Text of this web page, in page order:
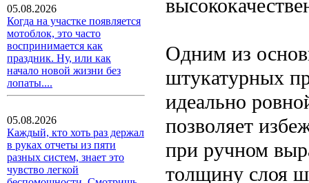
05.08.2026
Когда на участке появляется
мотоблок, это часто
воспринимается как
праздник. Ну, или как
начало новой жизни без
лопаты....
05.08.2026
Каждый, кто хоть раз держал
в руках отчеты из пяти
разных систем, знает это
чувство легкой
Одним из
штукатурных
идеально
позволяет
при ручном
толщину слоя